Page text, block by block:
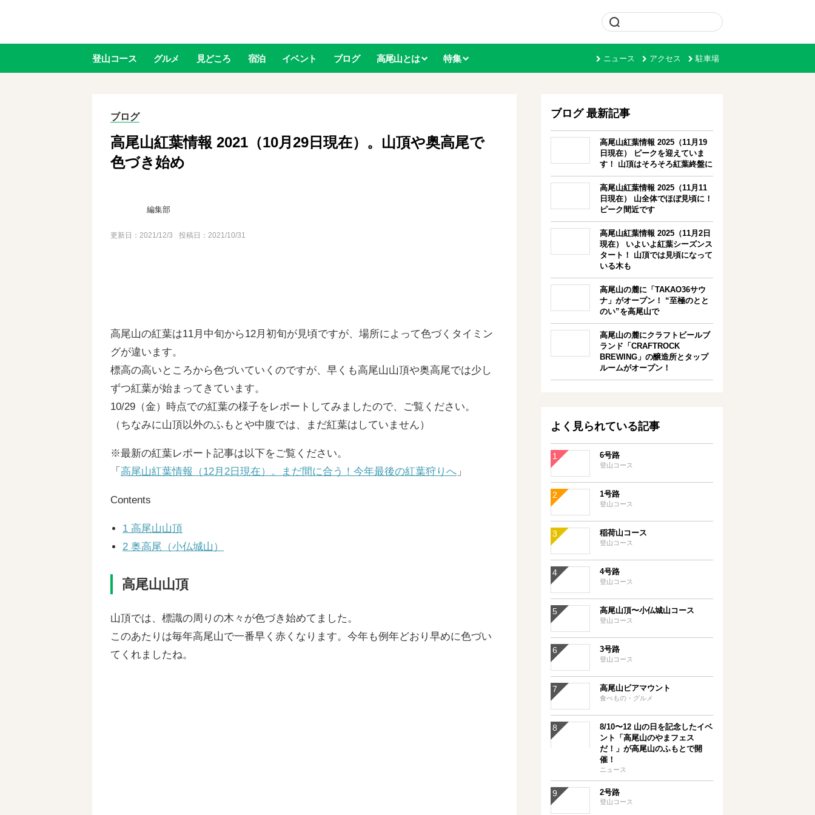
ニュース アクセス 駐車場
登山コース グルメ 見どころ 宿泊 イベント ブログ 高尾山とは 特集
ブログ
高尾山紅葉情報 2021（10月29日現在）。山頂や奥高尾で
色づき始め
編集部
更新日： 2021/12/3 投稿日：2021/10/31
高尾山の紅葉は11月中旬から12月初旬が見頃ですが、場所によって色づくタイミン
グが違います。
標高の高いところから色づいていくのですが、早くも高尾山山頂や奥高尾では少し
ずつ紅葉が始まってきています。
10/29（金）時点での紅葉の様子をレポートしてみましたので、ご覧ください。
（ちなみに山頂以外のふもとや中腹では、まだ紅葉はしていません）
※最新の紅葉レポート記事は以下をご覧ください。
「 高尾山紅葉情報（12月2日現在）。まだ間に合う！今年最後の紅葉狩りへ 」
Contents
1 高尾山山頂
2 奥高尾（小仏城山）
高尾山山頂
山頂では、標識の周りの木々が色づき始めてました。
このあたりは毎年高尾山で一番早く赤くなります。今年も例年どおり早めに色づい
てくれましたね。
ブログ 最新記事
高尾山紅葉情報 2025（11月19
日現在） ピークを迎えていま
す！ 山頂はそろそろ紅葉終盤に
高尾山紅葉情報 2025（11月11
日現在） 山全体でほぼ見頃に！
ピーク間近です
高尾山紅葉情報 2025（11月2日
現在） いよいよ紅葉シーズンス
タート！ 山頂では見頃になって
いる木も
高尾山の麓に「TAKAO36サウ
ナ」がオープン！ “至極のとと
のい”を高尾山で
高尾山の麓にクラフトビールブ
ランド「CRAFTROCK
BREWING」の醸造所とタップ
ルームがオープン！
よく見られている記事
6号路
登山コース
1号路
登山コース
稲荷山コース
登山コース
4号路
登山コース
高尾山頂〜小仏城山コース
登山コース
3号路
登山コース
高尾山ビアマウント
食べもの・グルメ
8/10〜12 山の日を記念したイベ
ント「高尾山のやまフェス
だ！」が高尾山のふもとで開
催！
ニュース
2号路
登山コース